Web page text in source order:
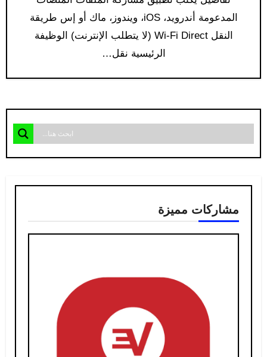
المدعومة أندرويد، iOS، ويندوز، ماك أو إس طريقة
النقل Wi-Fi Direct (لا يتطلب الإنترنت) الوظيفة
الرئيسية نقل…
مشاركات مميزة